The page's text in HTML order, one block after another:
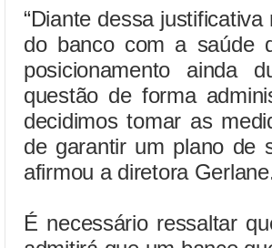
“Diante dessa
do banco com a saúde
posicionamento ainda
questão de forma
decidimos tomar as
de garantir um plano de
afirmou a diretora
É necessário ressaltar